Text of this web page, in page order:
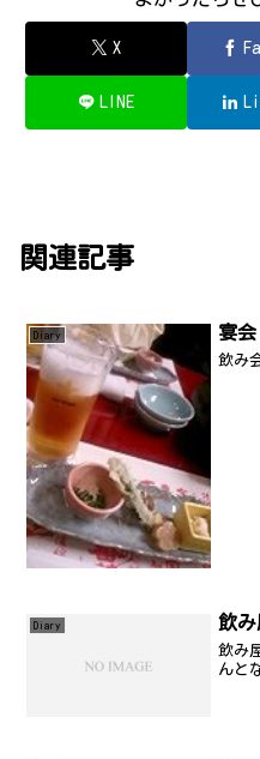
X
LINE
関連記事
Diary 宴会
飲み
Diary 飲み
飲み
んと